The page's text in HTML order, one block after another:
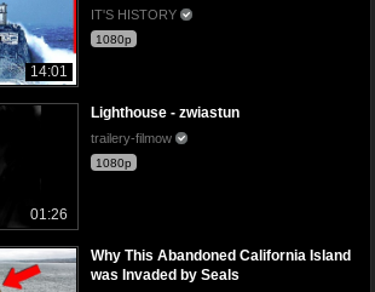
14:01
IT'S HISTORY
1080p
01:26
Lighthouse - zwiastun
trailery-filmow
1080p
Why This Abandoned California Island
was Invaded by Seals